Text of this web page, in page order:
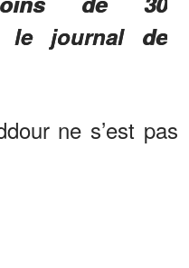
le journal de
ne s’est pas